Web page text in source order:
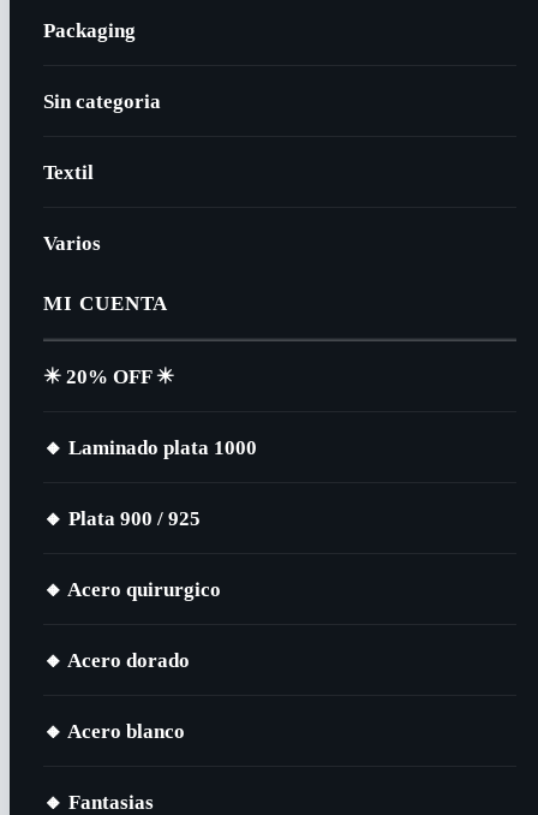
Packaging
Sin categoria
Textil
Varios
MI CUENTA
✴️​ 20% OFF ✴️​
🔸​ Laminado plata 1000
🔸​ Plata 900 / 925
🔸​ Acero quirurgico
🔸​ Acero dorado
🔸​ Acero blanco
🔸​ Fantasias